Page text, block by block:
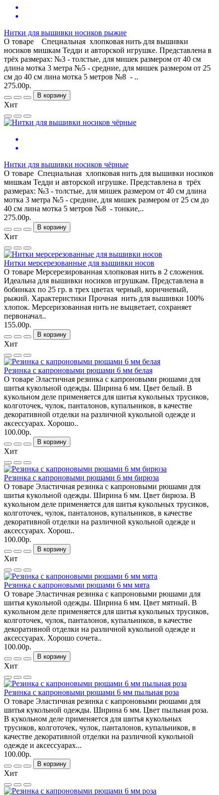
Нитки для вышивки носиков рыжие
О товаре Специальная хлопковая нить для вышивки
носиков мишкам Тедди и авторской игрушке. Представлена в
трёх размерах: №3 - толстые, для мишек размером от 40 см
длина мотка 3 метра №5 - средние, для мишек размером от 25
см до 40 см лина мотка 5 метров №8 - ..
275.00р.
В корзину
Хит
Нитки для вышивки носиков чёрные
О товаре Специальная хлопковая нить для вышивки носиков
мишкам Тедди и авторской игрушке. Представлена в трёх
размерах: №3 - толстые, для мишек размером от 40 см длина
мотка 3 метра №5 - средние, для мишек размером от 25 см до
40 см лина мотка 5 метров №8 - тонкие,..
275.00р.
В корзину
Хит
Нитки мерсерезованные для вышивки носов
О товаре Мерсерезированная хлопковая нить в 2 сложения.
Идеальна для вышивки носиков игрушкам. Представлена в
бобинках по 25 гр. в трех цветах черный, коричневый,
рыжий. Характеристики Прочная нить для вышивки 100%
хлопок. Мерсеризованная нить не выцветает, сохраняет
первоначал..
155.00р.
В корзину
Хит
Резинка с капроновыми рюшами 6 мм белая
О товаре Эластичная резинка с капроновыми рюшами для
шитья кукольной одежды. Ширина 6 мм. Цвет белый. В
кукольном деле применяется для шитья кукольных трусиков,
колготочек, чулок, панталонов, купальников, в качестве
декоративной отделки на различной кукольной одежде и
аксессуарах. Хорошо..
100.00р.
В корзину
Хит
Резинка с капроновыми рюшами 6 мм бирюза
О товаре Эластичная резинка с капроновыми рюшами для
шитья кукольной одежды. Ширина 6 мм. Цвет бирюза. В
кукольном деле применяется для шитья кукольных трусиков,
колготочек, чулок, панталонов, купальников, в качестве
декоративной отделки на различной кукольной одежде и
аксессуарах. Хорош..
100.00р.
В корзину
Хит
Резинка с капроновыми рюшами 6 мм мята
О товаре Эластичная резинка с капроновыми рюшами для
шитья кукольной одежды. Ширина 6 мм. Цвет мятный. В
кукольном деле применяется для шитья кукольных трусиков,
колготочек, чулок, панталонов, купальников, в качестве
декоративной отделки на различной кукольной одежде и
аксессуарах. Хорошо сочета..
100.00р.
В корзину
Хит
Резинка с капроновыми рюшами 6 мм пыльная роза
О товаре Эластичная резинка с капроновыми рюшами для
шитья кукольной одежды. Ширина 6 мм. Цвет пыльная роза.
В кукольном деле применяется для шитья кукольных
трусиков, колготочек, чулок, панталонов, купальников, в
качестве декоративной отделки на различной кукольной
одежде и аксессуарах...
100.00р.
В корзину
Хит